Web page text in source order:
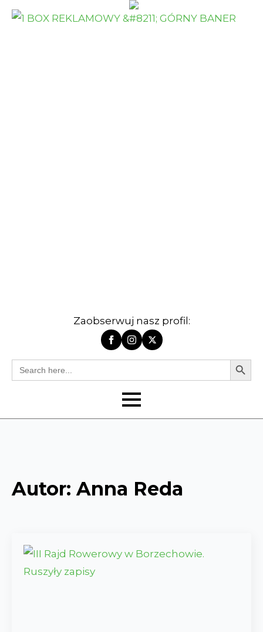
Zaobserwuj nasz profil:
Search
for:
Search
Autor: Anna Reda